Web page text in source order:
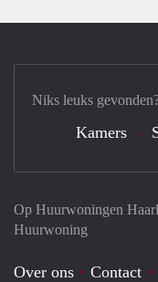
Op Huurwoningen
Huurwoning
Over ons Contact
Niks leuks
Kamers